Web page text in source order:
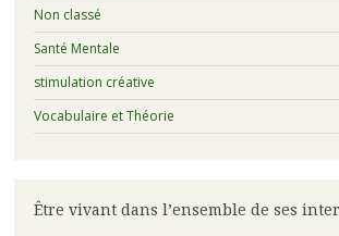
Non classé
Santé Mentale
stimulation créative
Vocabulaire et Théorie
Être vivant dans l’ensemble de ses